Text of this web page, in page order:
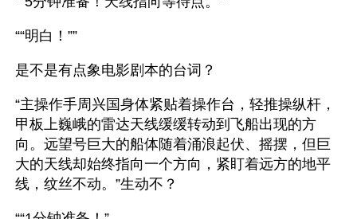
““明白！””
是不是有点象电影剧本的台词？
“主操作手周兴国身体紧贴着操作台，轻推操纵杆，
甲板上巍峨的雷达天线缓缓转动到飞船出现的方
向。远望号巨大的船体随着涌浪起伏、摇摆，但巨
大的天线却始终指向一个方向，紧盯着远方的地平
线，纹丝不动。”生动不？